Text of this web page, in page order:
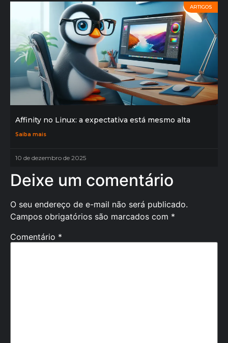
ARTIGOS
Affinity no Linux: a expectativa está mesmo alta
Saiba mais
10 de dezembro de 2025
Deixe um comentário
O seu endereço de e-mail não será publicado.
Campos obrigatórios são marcados com *
Comentário *